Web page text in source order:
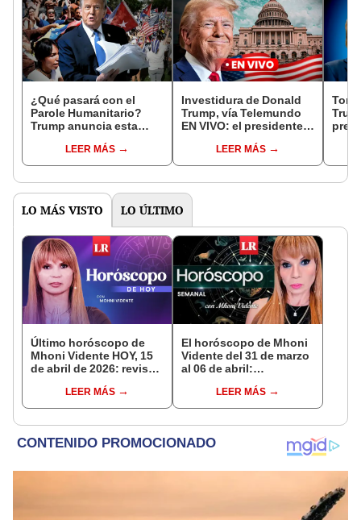
¿Qué pasará con el
Parole Humanitario?
Trump anuncia esta
inmigrantes en Estados
Unidos
LEER MÁS
Investidura de Donald
Trump, vía Telemundo
EN VIVO: el presidente
jurar como presidente
de EE. UU.
LEER MÁS
LO MÁS VISTO LO ÚLTIMO
Último horóscopo de
Mhoni Vidente HOY, 15
de abril de 2026: revisa
signo y entérate si te
espera un día
LEER MÁS
El horóscopo de Mhoni
Vidente del 31 de marzo
al 06 de abril:
augurios para esta
semana
LEER MÁS